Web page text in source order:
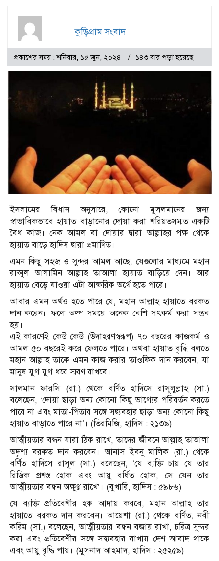
কুড়িগ্রাম সংবাদ
প্রকাশের সময় : শনিবার, ১৫ জুন, ২০২৪ ১৪৩ বার পড়া হয়েছে
ইসলামের বিধান অনুসারে, কোনো মুসলমানের জন্য
স্বাভাবিকভাবে হায়াত বাড়ানোর দোয়া করা শরিয়তসম্মত একটি
বৈধ কাজ। নেক আমল বা দোয়ার দ্বারা আল্লাহর পক্ষ থেকে
হায়াত বাড়ে হাদিস দ্বারা প্রমাণিত।
এমন কিছু সহজ ও সুন্দর আমল আছে, যেগুলোর মাধ্যমে মহান
রাব্বুল আলামিন আল্লাহ তাআলা হায়াত বাড়িয়ে দেন। আর
হায়াত বেড়ে যাওয়া এটা আক্ষরিক অর্থে হতে পারে।
আবার এমন অর্থও হতে পারে যে, মহান আল্লাহ হায়াতে বরকত
দান করেন। ফলে অল্প সময়ে অনেক বেশি সৎকর্ম করা সম্ভব
হয়।
এই কারণেই কেউ কেউ (উদাহরণস্বরূপ) ৭০ বছরের কাজকর্ম ও
আমল ৫০ বছরেই করে ফেলতে পারে। অথবা হায়াত বৃদ্ধি বলতে
মহান আল্লাহ তাকে এমন কাজ করার তাওফিক দান করবেন, যা
মানুষ যুগ যুগ ধরে স্মরণ রাখবে।
সালমান ফারসি (রা.) থেকে বর্ণিত হাদিসে রাসূলুল্লাহ (সা.)
বলেছেন, ‘দোয়া ছাড়া অন্য কোনো কিছু ভাগ্যের পরিবর্তন করতে
পারে না এবং মাতা-পিতার সঙ্গে সদ্ব্যবহার ছাড়া অন্য কোনো কিছু
হায়াত বাড়াতে পারে না’। (তিরমিজি, হাদিস : ২১৩৯)
আত্মীয়তার বন্ধন যারা ঠিক রাখে, তাদের জীবনে আল্লাহ তাআলা
অদৃশ্য বরকত দান করবেন। আনাস ইবনু মালিক (রা.) থেকে
বর্ণিত হাদিসে রাসূল (সা.) বলেছেন, ‘যে ব্যক্তি চায় যে তার
রিজিক প্রশস্ত হোক এবং আয়ু বর্ধিত হোক, সে যেন তার
আত্মীয়তার বন্ধন অক্ষুণ্ণ রাখে’। (বুখারি, হাদিস : ৫৯৮৬)
যে ব্যক্তি প্রতিবেশীর হক আদায় করবে, মহান আল্লাহ তার
হায়াতে বরকত দান করবেন। আয়েশা (রা.) থেকে বর্ণিত, নবী
করিম (সা.) বলেছেন, আত্মীয়তার বন্ধন বজায় রাখা, চরিত্র সুন্দর
করা এবং প্রতিবেশীর সঙ্গে সদ্ব্যবহার রাখায় দেশ আবাদ থাকে
এবং আয়ু বৃদ্ধি পায়। (মুসনাদ আহমাদ, হাদিস : ২৫২৫৯)